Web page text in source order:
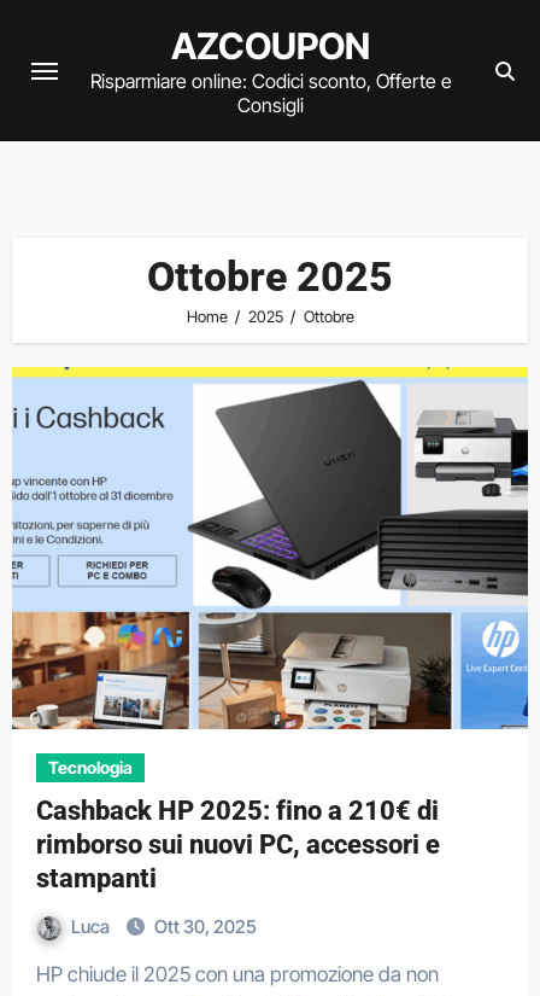
contenuto
AZCOUPON
Risparmiare online: Codici sconto, Offerte e
Consigli
Ottobre 2025
Home 2025 Ottobre
Tecnologia
Cashback HP 2025: fino a 210€ di
rimborso sui nuovi PC, accessori e
stampanti
Luca Ott 30, 2025
HP chiude il 2025 con una promozione da non